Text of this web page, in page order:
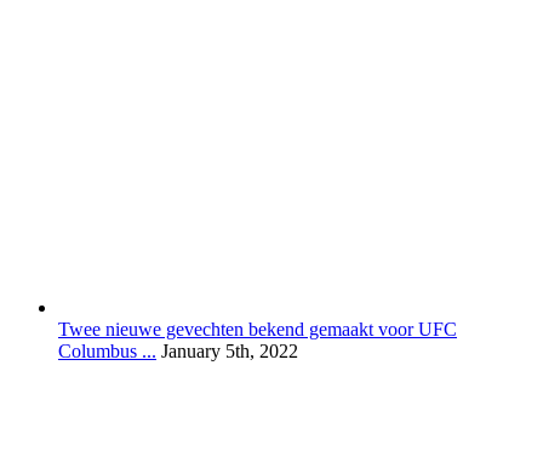
Twee nieuwe gevechten bekend gemaakt voor UFC
Columbus ... January 5th, 2022